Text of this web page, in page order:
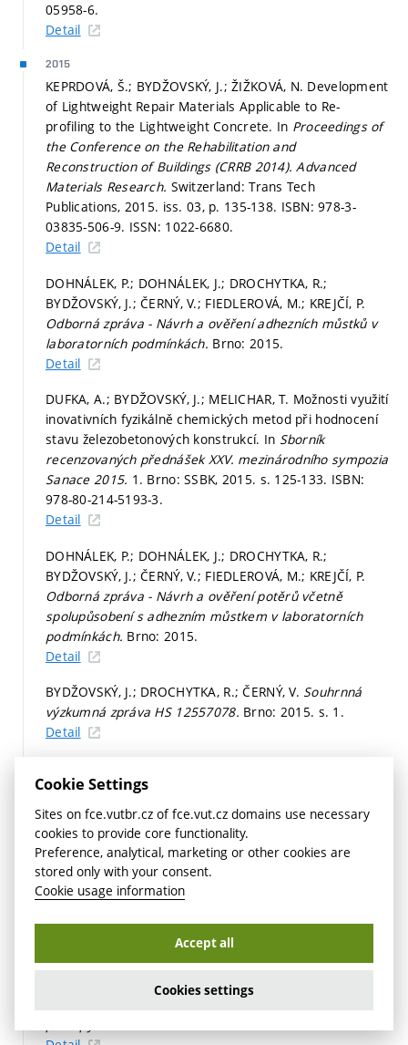
05958-6.
Detail
2015
KEPRDOVÁ, Š.; BYDŽOVSKÝ, J.; ŽIŽKOVÁ, N. Development
of Lightweight Repair Materials Applicable to Re-
profiling to the Lightweight Concrete. In Proceedings of
the Conference on the Rehabilitation and
Reconstruction of Buildings (CRRB 2014).Advanced
Materials Research. Switzerland: Trans Tech
Publications, 2015. iss. 03, p. 135-138. ISBN: 978-3-
03835-506-9. ISSN: 1022-6680.
Detail
DOHNÁLEK, P.; DOHNÁLEK, J.; DROCHYTKA, R.;
BYDŽOVSKÝ, J.; ČERNÝ, V.; FIEDLEROVÁ, M.; KREJČÍ, P.
Odborná zpráva - Návrh a ověření adhezních můstků v
laboratorních podmínkách. Brno: 2015.
Detail
DUFKA, A.; BYDŽOVSKÝ, J.; MELICHAR, T. Možnosti využití
inovativních fyzikálně chemických metod při hodnocení
stavu železobetonových konstrukcí. In Sborník
recenzovaných přednášek XXV. mezinárodního sympozia
Sanace 2015. 1. Brno: SSBK, 2015. s. 125-133. ISBN:
978-80-214-5193-3.
Detail
DOHNÁLEK, P.; DOHNÁLEK, J.; DROCHYTKA, R.;
BYDŽOVSKÝ, J.; ČERNÝ, V.; FIEDLEROVÁ, M.; KREJČÍ, P.
Odborná zpráva - Návrh a ověření potěrů včetně
spolupůsobení s adhezním můstkem v laboratorních
podmínkách. Brno: 2015.
Detail
BYDŽOVSKÝ, J.; DROCHYTKA, R.; ČERNÝ, V. Souhrnná
výzkumná zpráva HS 12557078. Brno: 2015. s. 1.
Detail
M. Effect of high temperatures on microstructure of
repair mortars containing artificial aggregate based on
sintered ash. In Binders, Materials and Technologies in
Modern Construction.Advanced Materials Research.
Switzerland: Trans Tech Publications, 2015. iss. 02,
p. 147-151.ISBN: 978-3-03835-452-9. ISSN: 1022-6680.
HODNÁ, J.; DROCHYTKA, R.; HODUL, J.; DOHNÁLKOVÁ,
B.; NOVOTNÝ, B.; MÜLLER, J.; VYHNÁNKOVÁ, M.;
POKORNÝ, Z.; POKORNÁ, K.; MALČÍK, K.; MAREŠ, L.;
Cookie Settings
Sites on fce.vutbr.cz of fce.vut.cz domains use necessary
cookies to provide core functionality.
Preference, analytical, marketing or other cookies are
stored only with your consent.
Cookie usage information
Accept all
Cookies settings